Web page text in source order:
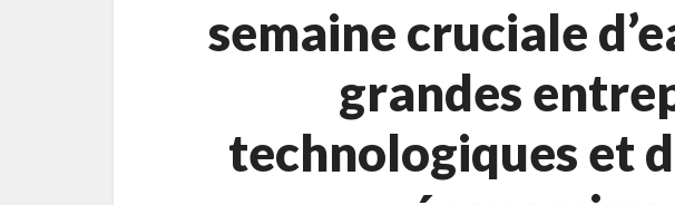
semaine cruciale
grandes
technologiques et